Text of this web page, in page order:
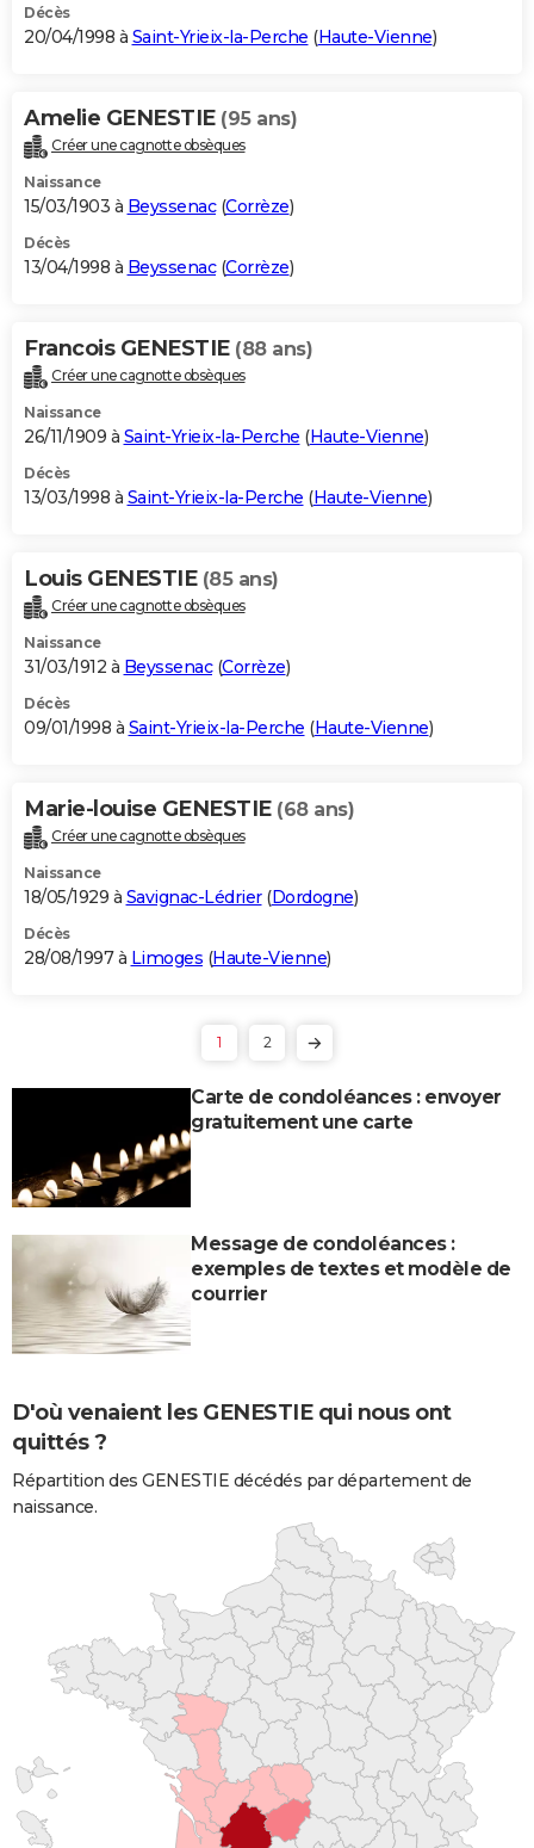
Décès
20/04/1998 à Saint-Yrieix-la-Perche (Haute-Vienne)
Amelie GENESTIE (95 ans)
Créer une cagnotte obsèques
Naissance
15/03/1903 à Beyssenac(Corrèze)
Décès
13/04/1998 à Beyssenac(Corrèze)
Francois GENESTIE (88 ans)
Créer une cagnotte obsèques
Naissance
26/11/1909 à Saint-Yrieix-la-Perche (Haute-Vienne)
Décès
13/03/1998 à Saint-Yrieix-la-Perche (Haute-Vienne)
Louis GENESTIE (85 ans)
Créer une cagnotte obsèques
Naissance
31/03/1912 à Beyssenac(Corrèze)
Décès
09/01/1998 à Saint-Yrieix-la-Perche (Haute-Vienne)
Marie-louise GENESTIE (68 ans)
Créer une cagnotte obsèques
Naissance
18/05/1929 à Savignac-Lédrier(Dordogne)
Décès
28/08/1997 à Limoges (Haute-Vienne)
1 2
Carte de condoléances : envoyer
gratuitement une carte
Message de condoléances :
exemples de textes et modèle de
courrier
D'où venaient les GENESTIE qui nous ont
quittés ?
Répartition des GENESTIE décédés par département de
naissance.